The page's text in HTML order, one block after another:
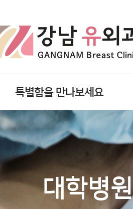
특별함을 만나보세요
대학병